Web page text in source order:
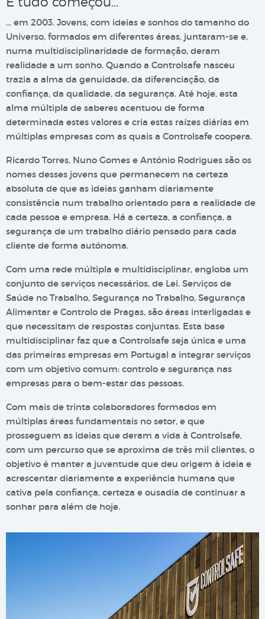
… em 2003. Jovens, com ideias e sonhos do tamanho do
Universo, formados em diferentes áreas, juntaram-se e,
numa multidisciplinaridade de formação, deram
realidade a um sonho. Quando a Controlsafe nasceu
trazia a alma da genuidade, da diferenciação, da
confiança, da qualidade, da segurança. Até hoje, esta
alma múltipla de saberes acentuou de forma
determinada estes valores e cria estas raízes diárias em
múltiplas empresas com as quais a Controlsafe coopera.
Ricardo Torres, Nuno Gomes e António Rodrigues são os
nomes desses jovens que permanecem na certeza
absoluta de que as ideias ganham diariamente
consistência num trabalho orientado para a realidade de
cada pessoa e empresa. Há a certeza, a confiança, a
segurança de um trabalho diário pensado para cada
cliente de forma autónoma.
Com uma rede múltipla e multidisciplinar, engloba um
conjunto de serviços necessários, de Lei. Serviços de
Saúde no Trabalho, Segurança no Trabalho, Segurança
Alimentar e Controlo de Pragas, são áreas interligadas e
que necessitam de respostas conjuntas. Esta base
multidisciplinar faz que a Controlsafe seja única e uma
das primeiras empresas em Portugal a integrar serviços
com um objetivo comum: controlo e segurança nas
empresas para o bem-estar das pessoas.
Com mais de trinta colaboradores formados em
múltiplas áreas fundamentais no setor, e que
prosseguem as ideias que deram a vida à Controlsafe,
com um percurso que se aproxima de três mil clientes, o
objetivo é manter a juventude que deu origem à ideia e
acrescentar diariamente a experiência humana que
cativa pela confiança, certeza e ousadia de continuar a
sonhar para além de hoje.